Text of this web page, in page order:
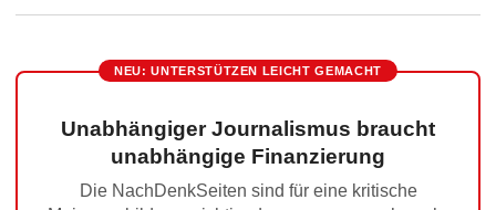
NEU: UNTERSTÜTZEN LEICHT GEMACHT
Unabhängiger Journalismus braucht
unabhängige Finanzierung
Die NachDenkSeiten sind für eine kritische